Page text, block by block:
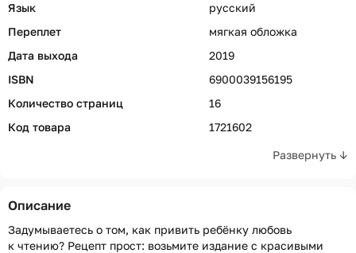
Развернуть ↓
Язык
русский
Переплет
мягкая обложка
Дата выхода
2019
ISBN
6900039156195
Количество страниц
16
Код товара
1721602
Описание
Задумываетесь о том, как привить ребёнку любовь
к чтению? Рецепт прост: возьмите издание с красивыми